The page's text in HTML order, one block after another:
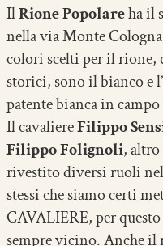
IlRione Popolareha il
nella via Monte
colori scelti per il rione,
storici, sono il bianco e
patente bianca in
Il cavaliereFilippo
Filippo Folignoli,
rivestito diversi ruoli
stessi che siamo certi
CAVALIERE, per
sempre vicino. Anche il